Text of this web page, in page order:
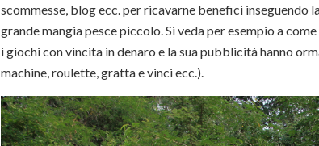
scommesse, blog ecc. per ricavarne benefici inseguendo
grande mangia pesce piccolo. Si veda per esempio a
i giochi con vincita in denaro e la sua pubblicità hanno
machine, roulette, gratta e vinci ecc.).